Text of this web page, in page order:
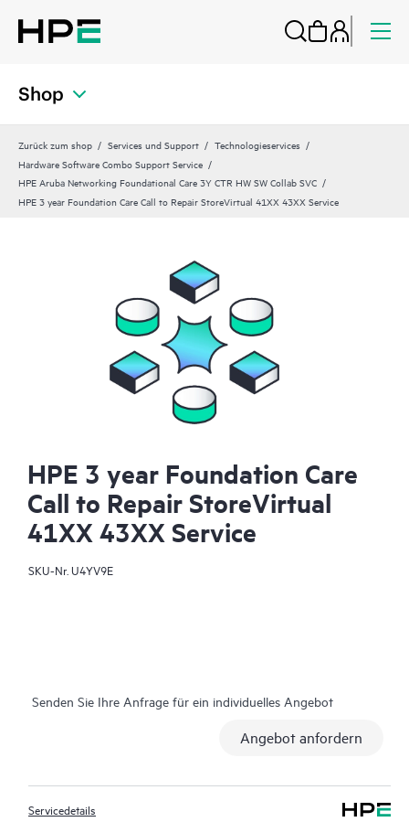
Shop
Zurück zum shop Services und Support
Technologieservices
Hardware Software Combo Support Service
HPE Aruba Networking Foundational Care 3Y CTR HW SW Collab SVC
HPE 3 year Foundation Care Call to Repair StoreVirtual 41XX 43XX Service
HPE 3 year Foundation Care
Call to Repair StoreVirtual
41XX 43XX Service
SKU-Nr. U4YV9E
Senden Sie Ihre Anfrage für ein individuelles Angebot
Angebot anfordern
Servicedetails